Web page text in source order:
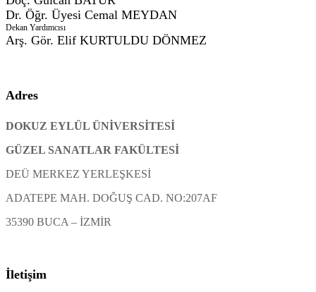
Dr. Öğr. Üyesi Cemal MEYDAN
Dekan Yardımcısı
Arş. Gör. Elif KURTULDU DÖNMEZ
Adres
DOKUZ EYLÜL ÜNİVERSİTESİ
GÜZEL SANATLAR FAKÜLTESİ
DEÜ MERKEZ YERLEŞKESİ
ADATEPE MAH. DOĞUŞ CAD. NO:207AF
35390 BUCA – İZMİR
İletişim